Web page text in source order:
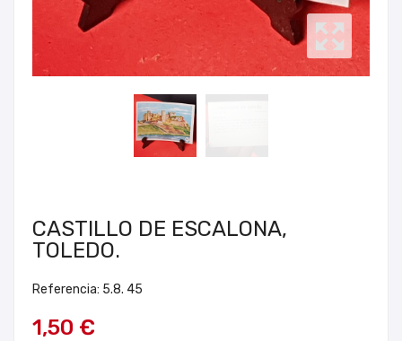
CASTILLO DE ESCALONA,
TOLEDO.
Referencia: 5.8. 45
1,50 €